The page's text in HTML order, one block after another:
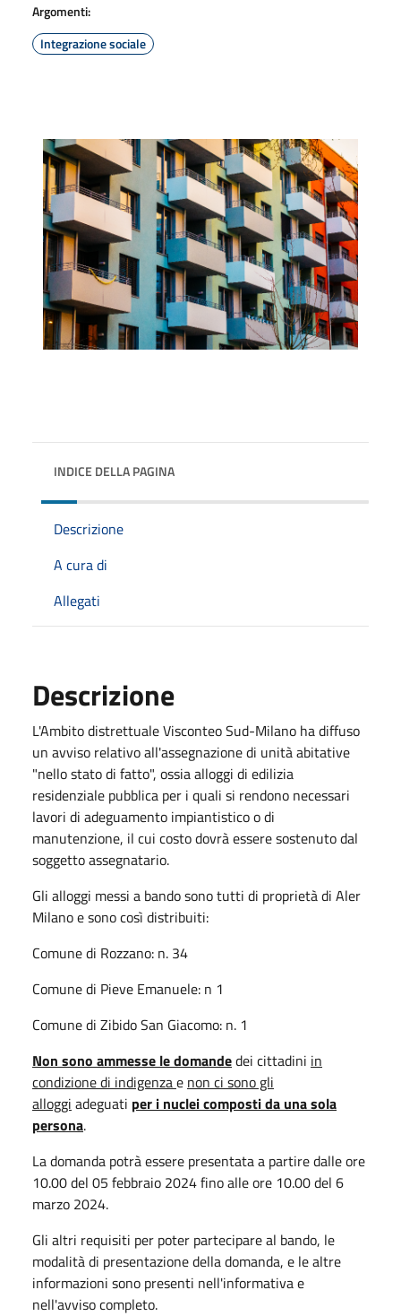
Argomenti:
Integrazione sociale
INDICE DELLA PAGINA
Descrizione
A cura di
Allegati
Descrizione
L'Ambito distrettuale Visconteo Sud-Milano ha diffuso
un avviso relativo all'assegnazione di unità abitative
"nello stato di fatto", ossia alloggi di edilizia
residenziale pubblica per i quali si rendono necessari
lavori di adeguamento impiantistico o di
manutenzione, il cui costo dovrà essere sostenuto dal
soggetto assegnatario.
Gli alloggi messi a bando sono tutti di proprietà di Aler
Milano e sono così distribuiti:
Comune di Rozzano: n. 34
Comune di Pieve Emanuele: n 1
Comune di Zibido San Giacomo: n. 1
Non sono ammesse le domandedei cittadini in
condizione di indigenzae non ci sono gli
alloggi adeguati per i nuclei composti da una sola
persona.
La domanda potrà essere presentata a partire dalle ore
10.00 del 05 febbraio 2024 fino alle ore 10.00 del 6
marzo 2024.
Gli altri requisiti per poter partecipare al bando, le
modalità di presentazione della domanda, e le altre
informazioni sono presenti nell'informativa e
nell'avviso completo.